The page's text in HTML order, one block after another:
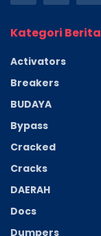
Kategori Berita
Activators
Breakers
BUDAYA
Bypass
Cracked
Cracks
DAERAH
Docs
Dumpers